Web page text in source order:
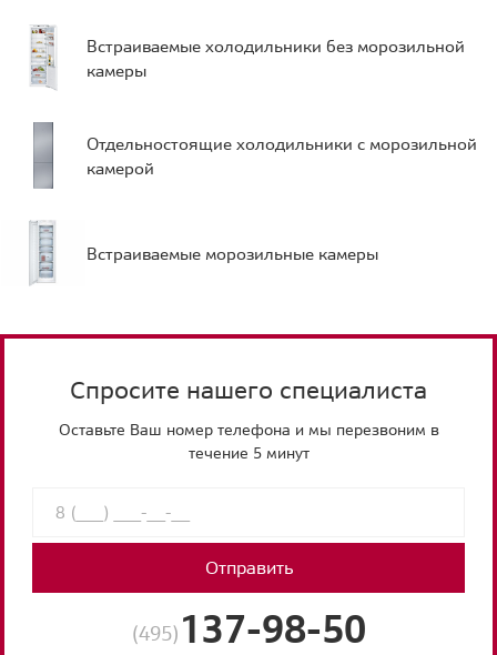
Встраиваемые холодильники без морозильной
камеры
Отдельностоящие холодильники с морозильной
камерой
Встраиваемые морозильные камеры
Спросите нашего специалиста
Оставьте Ваш номер телефона и мы перезвоним в
течение 5 минут
Отправить
(495) 137-98-50